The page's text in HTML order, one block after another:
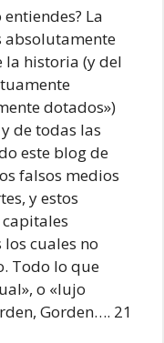
La
absolutamente
historia (y del
dotados»)
de todas las
este blog de
falsos medios
y estos
cuales no
Todo lo que
o «lujo
Gorden…. 21